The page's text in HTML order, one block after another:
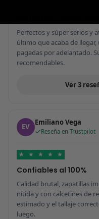
Perfectos y súper serios y
último que acaba de
pagadas por adelantado.
recomendables.
Ver 3
EV Emiliano Vega
Reseña en Trustpilot
★ ★ ★ ★ ★
Confiables al 100%
Calidad brutal, zapatillas
nítida y con calcetines de
estimado y el tallaje
luego.